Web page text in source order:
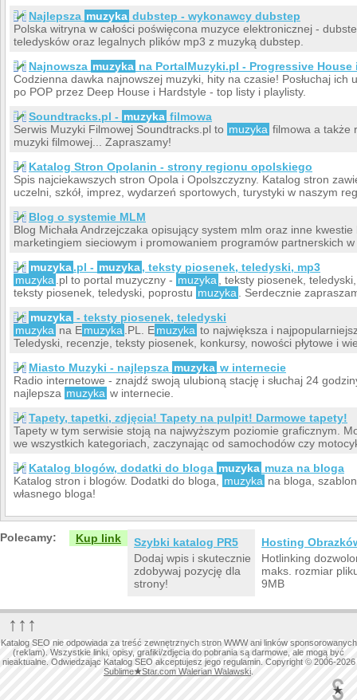
Najlepsza muzyka dubstep - wykonawcy dubstep
Polska witryna w całości poświęcona muzyce elektronicznej -
teledysków oraz legalnych plików mp3 z muzyką dubstep.
Najnowsza muzyka na PortalMuzyki.pl - Progressive
Codzienna dawka najnowszej muzyki, hity na czasie! Posłuchaj
po POP przez Deep House i Hardstyle - top listy i playlisty.
Soundtracks.pl - muzyka filmowa
Serwis Muzyki Filmowej Soundtracks.pl to muzyka filmowa a także
muzyki filmowej... Zapraszamy!
Katalog Stron Opolanin - strony regionu opolskiego
Spis najciekawszych stron Opola i Opolszczyzny. Katalog stron
uczelni, szkół, imprez, wydarzeń sportowych, turystyki w naszym
Blog o systemie MLM
Blog Michała Andrzejczaka opisujący system mlm oraz inne
marketingiem sieciowym i promowaniem programów partnerskich
muzyka.pl - muzyka, teksty piosenek, teledyski, mp3
muzyka .pl to portal muzyczny - muzyka
, teksty piosenek,
teksty piosenek, teledyski, poprostu muzyka
. Serdecznie
muzyka - teksty piosenek, teledyski
muzyka na Emuzyka .PL. Emuzyka to największa i
Teledyski, recenzje, teksty piosenek, konkursy, nowości płytowe i
Miasto Muzyki - najlepsza muzyka w internecie
Radio internetowe - znajdź swoją ulubioną stację i słuchaj 24
najlepsza muzyka w internecie.
Tapety, tapetki, zdjęcia! Tapety na pulpit! Darmowe tapety!
Tapety w tym serwisie stoją na najwyższym poziomie graficznym.
we wszystkich kategoriach, zaczynając od samochodów czy
Katalog blogów, dodatki do bloga muzyka muza na bloga
Katalog stron i blogów. Dodatki do bloga,
muzyka na bloga,
własnego bloga!
Polecamy: Kup link
Szybki katalog PR5
Dodaj wpis i skutecznie
zdobywaj pozycję dla
strony!
Hosting
Hotlinking
maks. rozmiar
9MB
↑↑↑
Katalog SEO nie odpowiada za treść zewnętrznych stron WWW ani linków sponsorowanych
(reklam). Wszystkie linki, opisy, grafiki/zdjęcia do pobrania są darmowe, ale mogą być
nieaktualne. Odwiedzając Katalog SEO akceptujesz jego regulamin. Copyright © 2006-2026
Sublime★Star.com Walerian Walawski